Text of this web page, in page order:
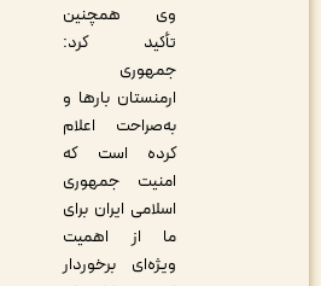
وی همچنین
تأکید کرد:
جمهوری
ارمنستان بارها و
به‌صراحت اعلام
کرده است که
امنیت جمهوری
اسلامی ایران برای
ما از اهمیت
ویژه‌ای برخوردار